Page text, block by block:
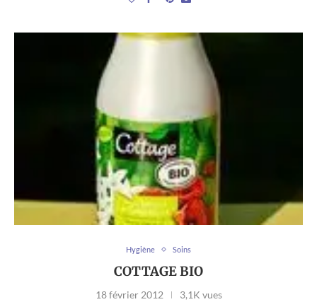
Hygiène Soins
COTTAGE BIO
18 février 2012 3,1K vues